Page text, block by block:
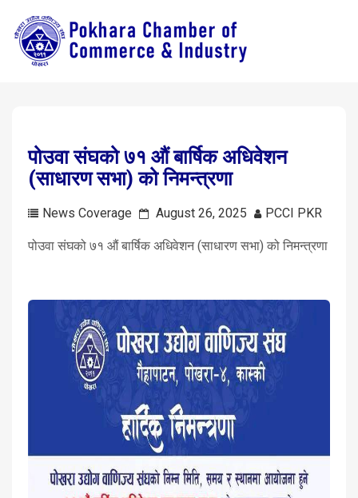
पोउवा संघको ७१ औं बार्षिक अधिवेशन
(साधारण सभा) को निमन्त्रणा
News Coverage August 26, 2025 PCCI PKR
पोउवा संघको ७१ औं बार्षिक अधिवेशन (साधारण सभा) को निमन्त्रणा